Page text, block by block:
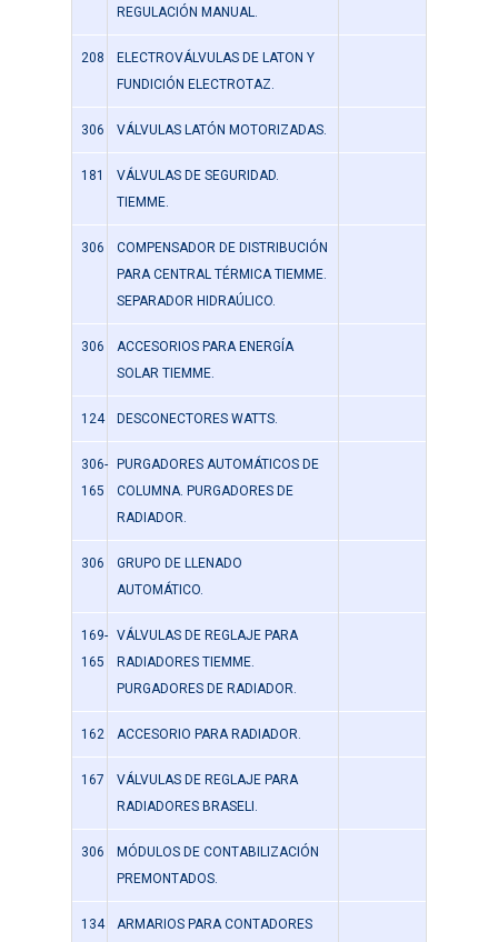
REGULACIÓN MANUAL.
208
ELECTROVÁLVULAS DE LATON Y
FUNDICIÓN ELECTROTAZ.
306 VÁLVULAS LATÓN MOTORIZADAS.
181
VÁLVULAS DE SEGURIDAD.
TIEMME.
306
COMPENSADOR DE DISTRIBUCIÓN
PARA CENTRAL TÉRMICA TIEMME.
SEPARADOR HIDRAÚLICO.
306
ACCESORIOS PARA ENERGÍA
SOLAR TIEMME.
124 DESCONECTORES WATTS.
306-
165
PURGADORES AUTOMÁTICOS DE
COLUMNA. PURGADORES DE
RADIADOR.
306
GRUPO DE LLENADO
AUTOMÁTICO.
169-
165
VÁLVULAS DE REGLAJE PARA
RADIADORES TIEMME.
PURGADORES DE RADIADOR.
162 ACCESORIO PARA RADIADOR.
167
VÁLVULAS DE REGLAJE PARA
RADIADORES BRASELI.
306
MÓDULOS DE CONTABILIZACIÓN
PREMONTADOS.
134
ARMARIOS PARA CONTADORES